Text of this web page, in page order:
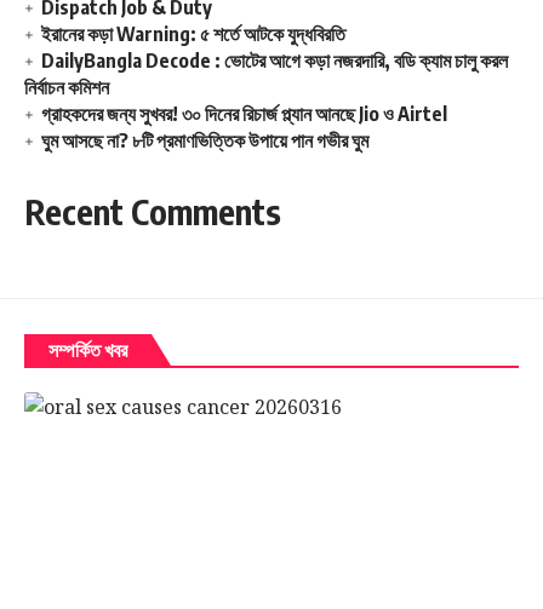
Dispatch Job & Duty
ইরানের কড়া Warning: ৫ শর্তে আটকে যুদ্ধবিরতি
DailyBangla Decode : ভোটের আগে কড়া নজরদারি, বডি ক্যাম চালু করল
নির্বাচন কমিশন
গ্রাহকদের জন্য সুখবর! ৩০ দিনের রিচার্জ প্ল্যান আনছে Jio ও Airtel
ঘুম আসছে না? ৮টি প্রমাণভিত্তিক উপায়ে পান গভীর ঘুম
Recent Comments
সম্পর্কিত খবর